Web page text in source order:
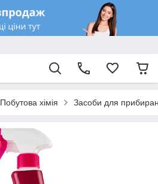
Побутова хімія Засоби для